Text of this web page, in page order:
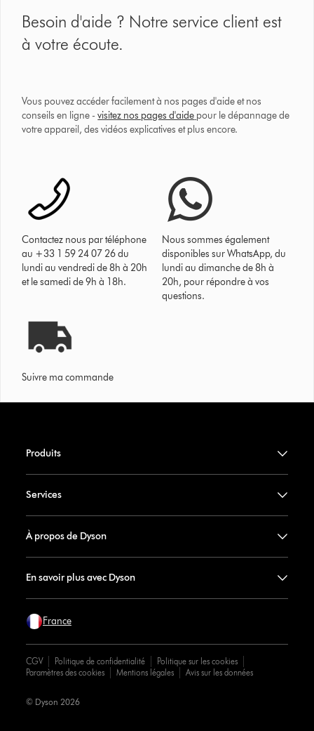
Besoin d'aide ? Notre service client est
à votre écoute.
Vous pouvez accéder facilement à nos pages d'aide et nos
conseils en ligne -visitez nos pages d'aide pour le dépannage de
votre appareil, des vidéos explicatives et plus encore.
Contactez nous par téléphone
au +33 1 59 24 07 26 du
lundi au vendredi de 8h à 20h
et le samedi de 9h à 18h.
Nous sommes également
disponibles sur WhatsApp, du
lundi au dimanche de 8h à
20h, pour répondre à vos
questions.
Suivre ma commande
Produits
Services
À propos de Dyson
En savoir plus avec Dyson
France
CGV Politique de confidentialité
Politique sur les cookies
Paramètres des cookies
Mentions légales Avis sur les données
© Dyson 2026